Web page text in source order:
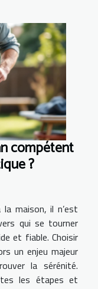
compétent
?
la maison, il n’est
qui se tourner
et fiable. Choisir
un enjeu majeur
la sérénité.
les étapes et